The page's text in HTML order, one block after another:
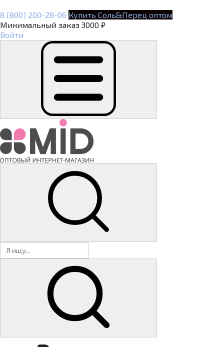
8 (800) 200-28-06 Купить Соль&Перец оптом
Минимальный заказ 3000 ₽
Войти